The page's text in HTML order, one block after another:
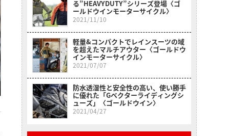
る”HEAVYDUTY”シリーズ登場〈ゴ
ールドウインモーターサイクル〉
2021/11/10
軽量&コンパクトでレインスーツの域
を超えたマルチアウター〈ゴールドウ
インモーターサイクル〉
2021/07/07
防水透湿性と安全性の高い、使い勝手
に優れた「Gベクターライディングシ
ューズ」〈ゴールドウイン〉
2021/04/27